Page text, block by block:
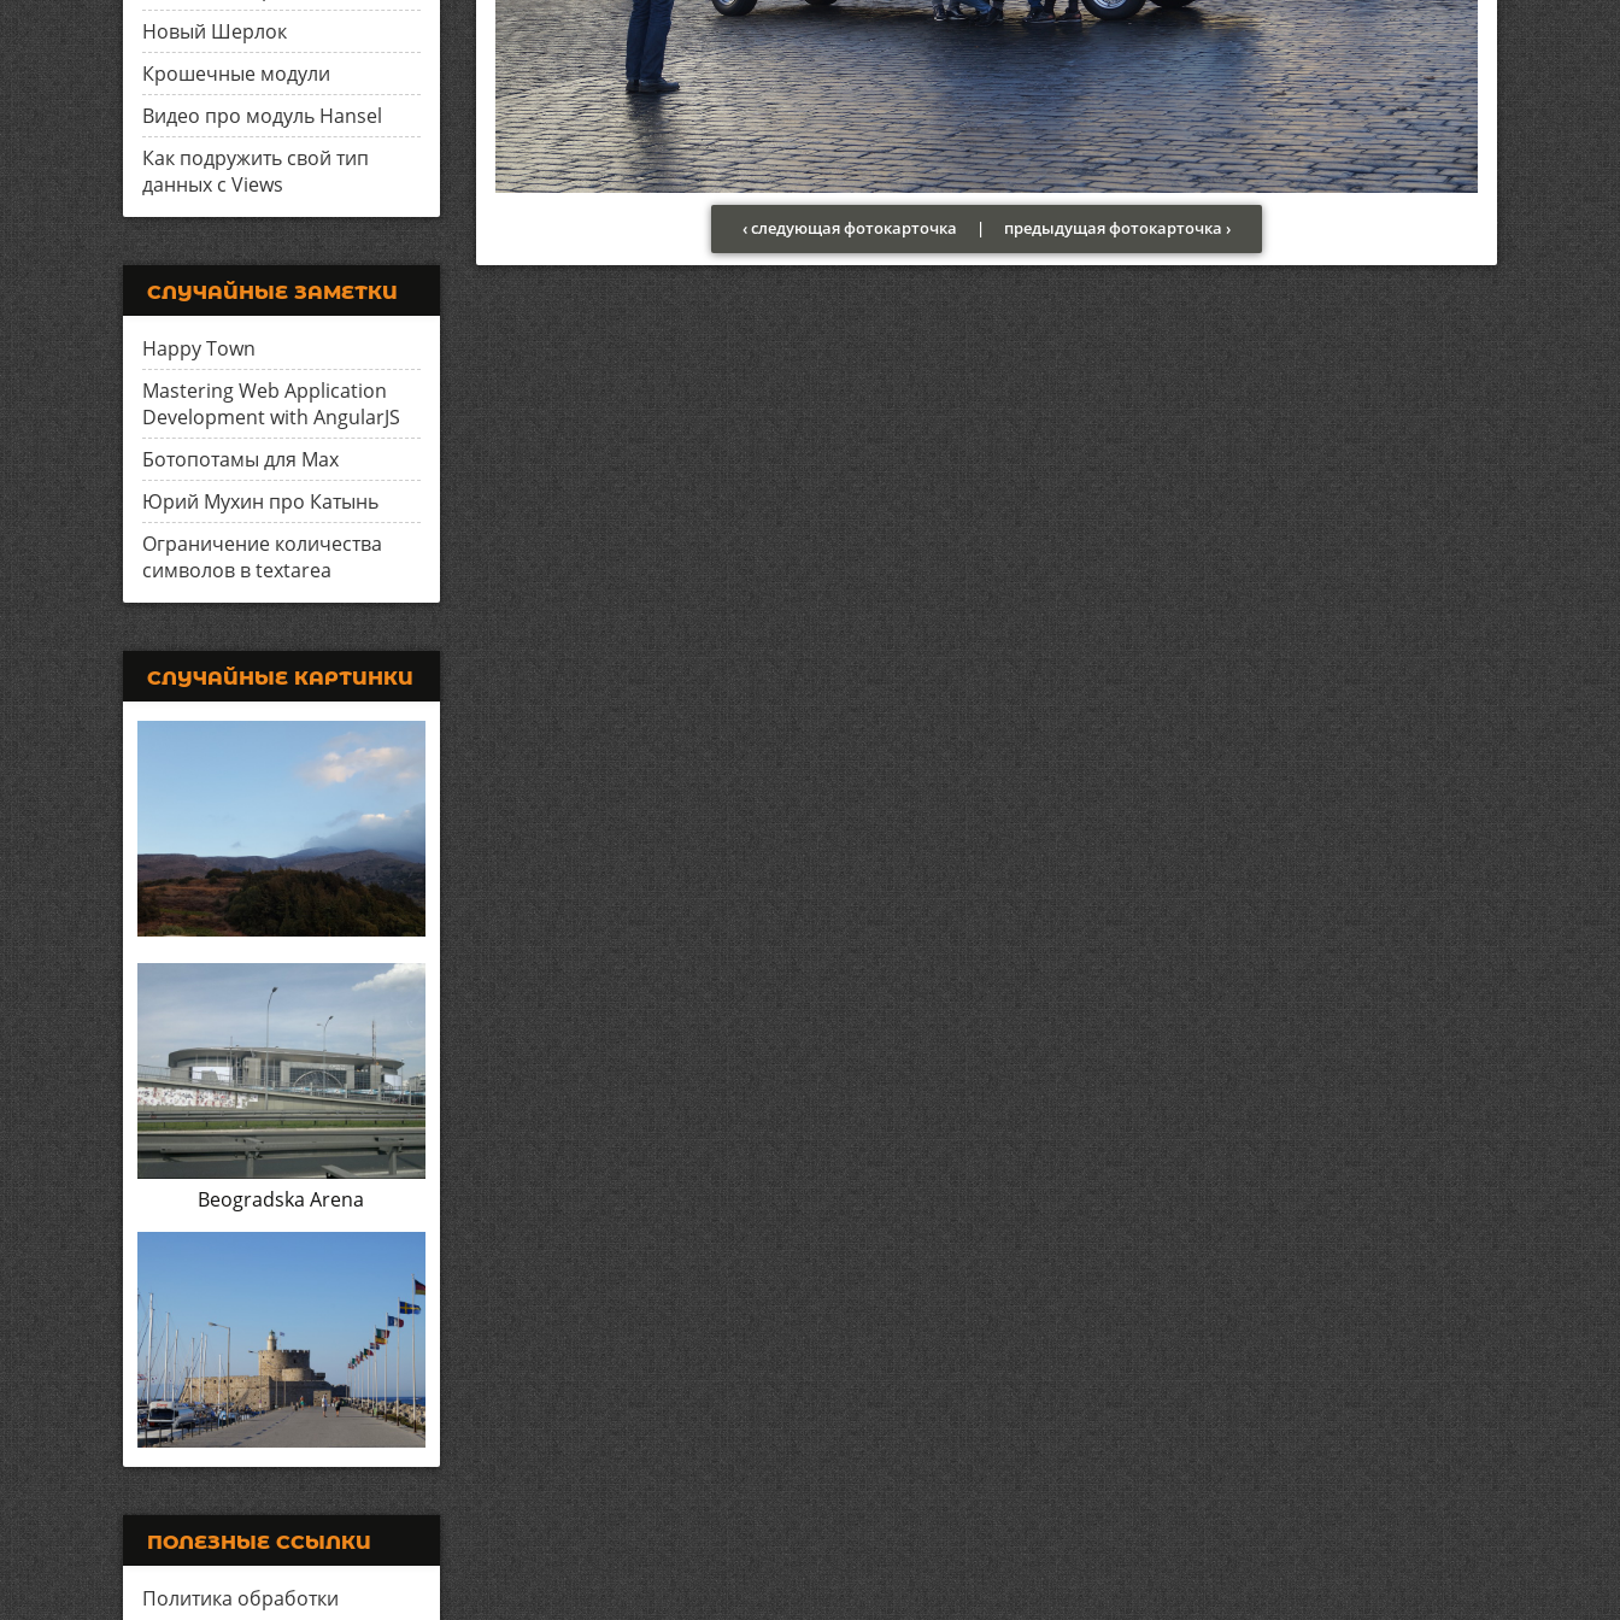
‹ следующая фотокарточка | предыдущая фотокарточка ›
Новый Шерлок
Крошечные модули
Видео про модуль Hansel
Как подружить свой тип
данных с Views
СЛУЧАЙНЫЕ ЗАМЕТКИ
Happy Town
Mastering Web Application
Development with AngularJS
Ботопотамы для Max
Юрий Мухин про Катынь
Ограничение количества
символов в textarea
СЛУЧАЙНЫЕ КАРТИНКИ
Beogradska Arena
ПОЛЕЗНЫЕ ССЫЛКИ
Политика обработки